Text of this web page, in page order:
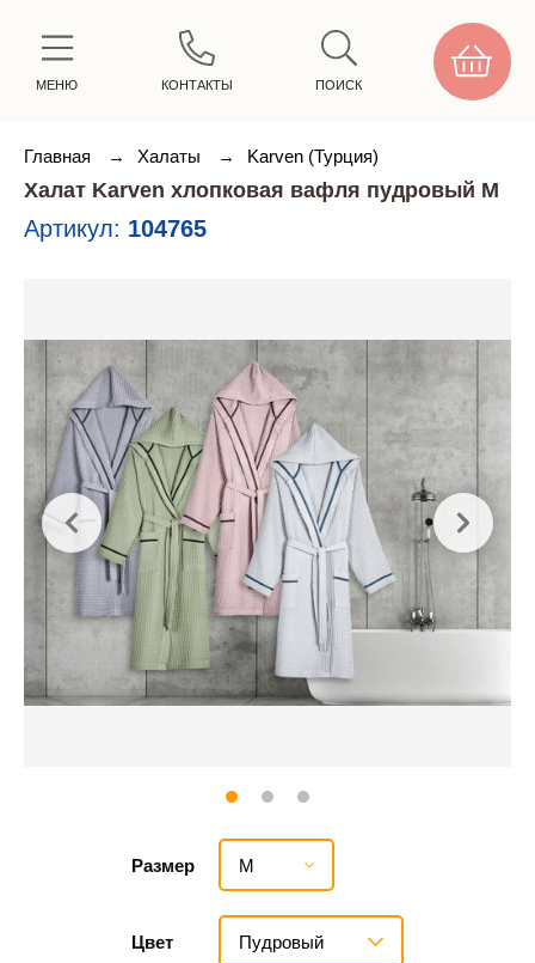
МЕНЮ КОНТАКТЫ ПОИСК
Главная → Халаты → Karven (Турция)
Халат Karven хлопковая вафля пудровый M
Артикул: 104765
Размер M
Цвет Пудровый